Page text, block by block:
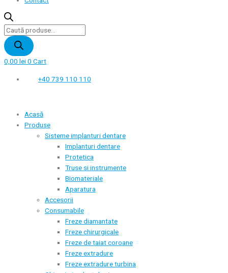
Products
search
0,00 lei0 Cart
+40 739 110 110
Acasă
Produse
Sisteme implanturi dentare
Implanturi dentare
Protetica
Truse si instrumente
Biomateriale
Aparatura
Accesorii
Consumabile
Freze diamantate
Freze chirurgicale
Freze de taiat coroane
Freze extradure
Freze extradure turbina